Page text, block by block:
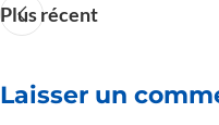
Plus récent
Laisser un